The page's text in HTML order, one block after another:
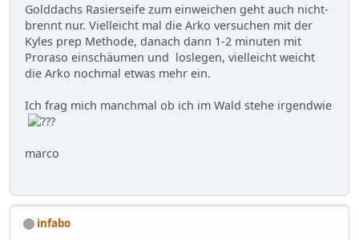
Golddachs Rasierseife zum einweichen geht auch nicht-
brennt nur. Vielleicht mal die Arko versuchen mit der
Kyles prep Methode, danach dann 1-2 minuten mit
Proraso einschäumen und loslegen, vielleicht weicht
die Arko nochmal etwas mehr ein.
Ich frag mich manchmal ob ich im Wald stehe irgendwie
marco
infabo